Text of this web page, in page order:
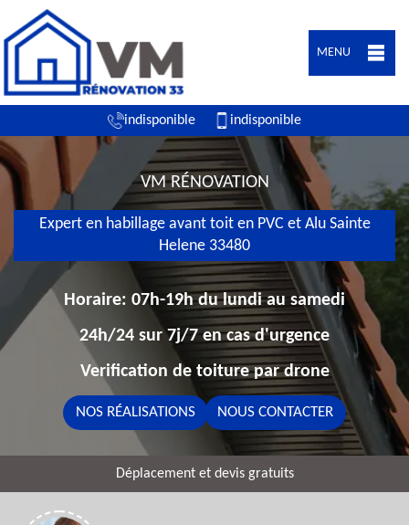
MENU
indisponible indisponible
VM RÉNOVATION
Expert en habillage avant toit en PVC et Alu Sainte
Helene 33480
Horaire: 07h-19h du lundi au samedi
24h/24 sur 7j/7 en cas d'urgence
Verification de toiture par drone
NOS RÉALISATIONS NOUS CONTACTER
Déplacement et devis gratuits